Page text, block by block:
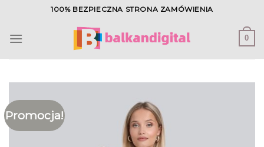
content
100% BEZPIECZNA STRONA ZAMÓWIENIA
0
Promocja!